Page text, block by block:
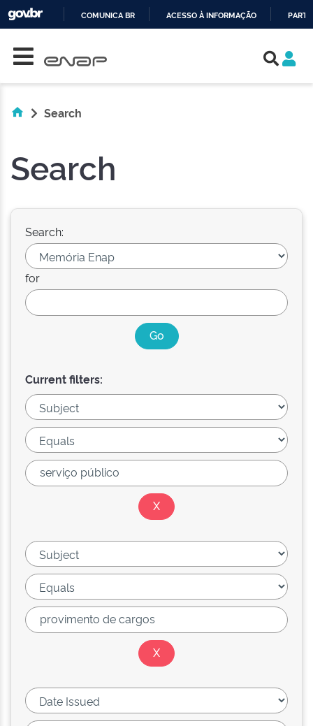
COMUNICA BR ACESSO À INFORMAÇÃO
Search
Search
Search:
for
Current filters: